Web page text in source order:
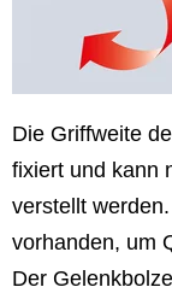
Die Griffweite
fixiert und kann
verstellt
vorhanden, um
Der